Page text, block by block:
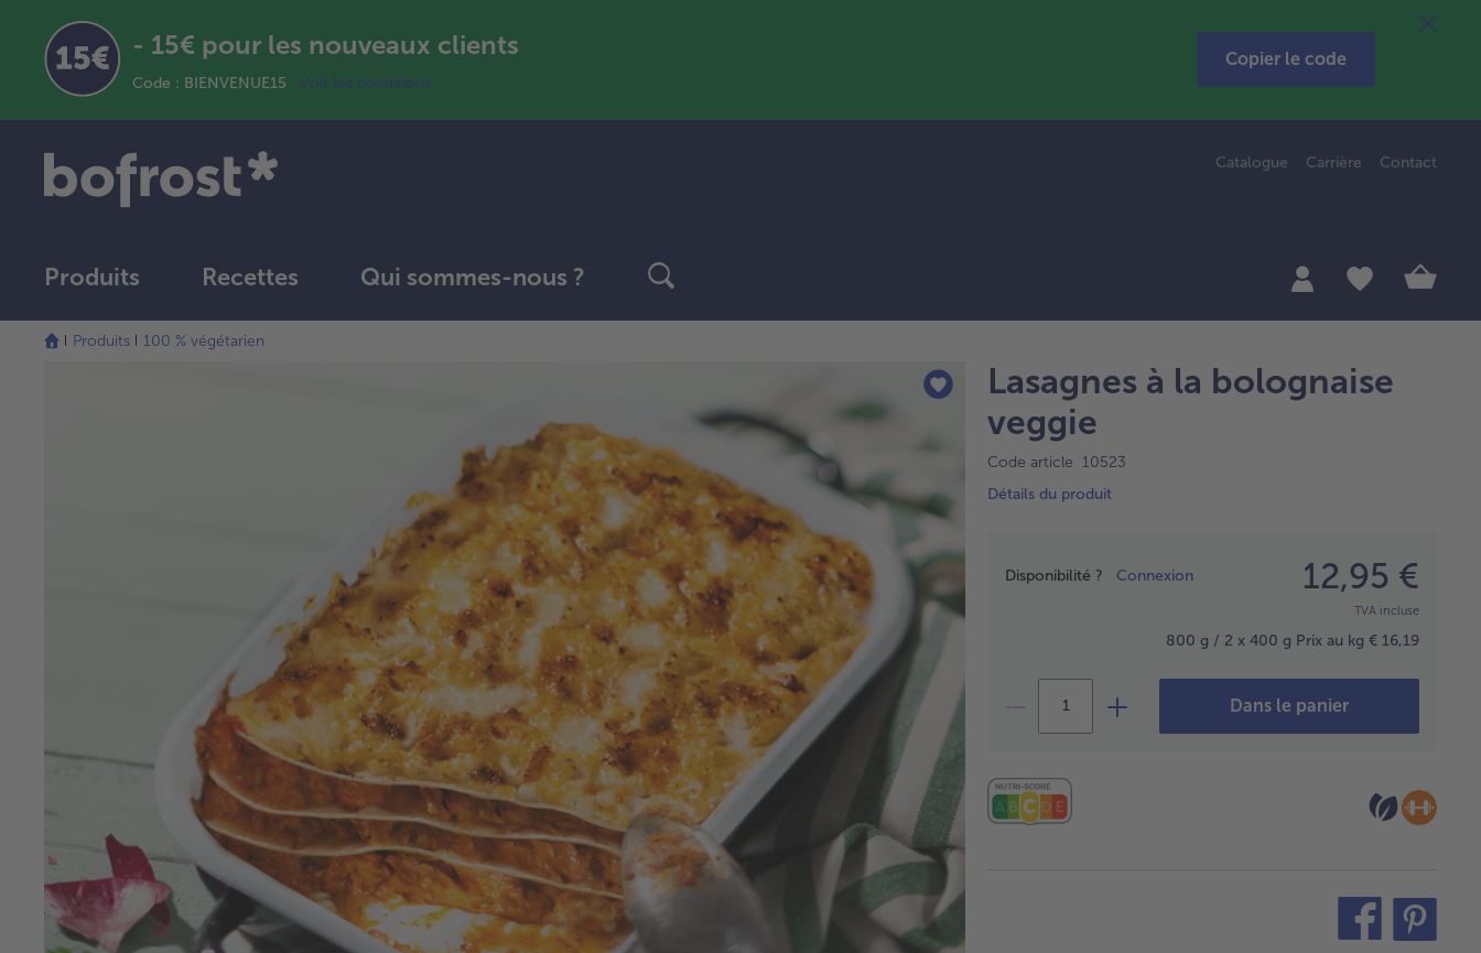
- 15€ pour les nouveaux clients
Code : BIENVENUE15 Voir les conditions
Copier le code
Catalogue Carrière Contact
Produits Recettes Qui sommes-nous ?
Produits 100 % végétarien
Lasagnes à la bolognaise
veggie
Code article 10523
Détails du produit
Disponibilité ? Connexion 12,95 €
TVA incluse
800 g / 2 x 400 g Prix au kg € 16,19
Dans le panier
teilen